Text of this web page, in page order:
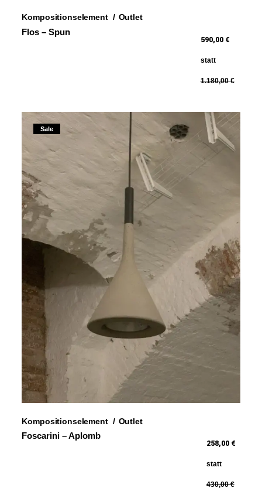
Flos – Spun
590,00 €
statt
1.180,00 €
Kompositionselement Outlet
Sale
Foscarini – Aplomb
258,00 €
statt
430,00 €
Kompositionselement Outlet